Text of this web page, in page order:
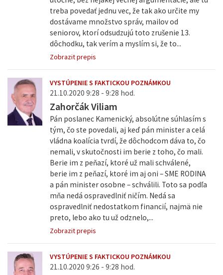
treba povedať jednu vec, že tak ako určite my
dostávame množstvo správ, mailov od
seniorov, ktorí odsudzujú toto zrušenie 13.
dôchodku, tak verím a myslím si, že to...
Zobrazit prepis
VYSTÚPENIE S FAKTICKOU POZNÁMKOU
21.10.2020 9:28 - 9:28 hod.
Zahorčák Viliam
Pán poslanec Kamenický, absolútne súhlasím s
tým, čo ste povedali, aj keď pán minister a celá
vládna koalícia tvrdí, že dôchodcom dáva to, čo
nemali, v skutočnosti im berie z toho, čo mali.
Berie im z peňazí, ktoré už mali schválené,
berie im z peňazí, ktoré im aj oni – SME RODINA
a pán minister osobne – schválili. Toto sa podľa
mňa nedá ospravedlniť ničím. Nedá sa
ospravedlniť nedostatkom financií, najmä nie
preto, lebo ako tu už odznelo,...
Zobrazit prepis
VYSTÚPENIE S FAKTICKOU POZNÁMKOU
21.10.2020 9:26 - 9:28 hod.